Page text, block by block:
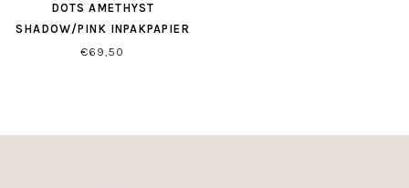
DOTS AMETHYST
SHADOW/PINK INPAKPAPIER
€69,50